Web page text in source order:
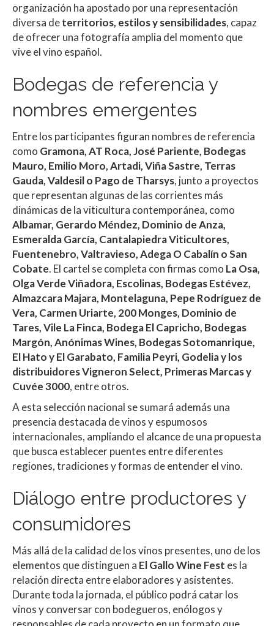
organización ha apostado por una representación
diversa deterritorios, estilos y sensibilidades, capaz
de ofrecer una fotografía amplia del momento que
vive el vino español.
Bodegas de referencia y
nombres emergentes
Entre los participantes figuran nombres de referencia
como Gramona, AT Roca, José Pariente, Bodegas
Mauro, Emilio Moro, Artadi, Viña Sastre, Terras
Gauda, Valdesil o Pago de Tharsys, junto a proyectos
que representan algunas de las corrientes más
dinámicas de la viticultura contemporánea, como
Albamar, Gerardo Méndez, Dominio de Anza,
Esmeralda García, Cantalapiedra Viticultores,
Fuentenebro, Valtravieso, Adega O Cabalín o San
Cobate. El cartel se completa con firmas como La Osa,
Olga Verde Viñadora, Escolinas, Bodegas Estévez,
Almazcara Majara, Montelaguna, Pepe Rodríguez de
Vera, Carmen Uriarte, 200 Monges, Dominio de
Tares, Vile La Finca, Bodega El Capricho, Bodegas
Margón, Anónimas Wines, Bodegas Sotomanrique,
El Hato y El Garabato, Familia Peyri, Godelia y los
distribuidores Vigneron Select, Primeras Marcas y
Cuvée 3000, entre otros.
A esta selección nacional se sumará además una
presencia destacada de vinos y espumosos
internacionales, ampliando el alcance de una propuesta
que busca establecer puentes entre diferentes
regiones, tradiciones y formas de entender el vino.
Diálogo entre productores y
consumidores
Más allá de la calidad de los vinos presentes, uno de los
elementos que distinguen a El Gallo Wine Fest es la
relación directa entre elaboradores y asistentes.
Durante toda la jornada, el público podrá catar los
vinos y conversar con bodegueros, enólogos y